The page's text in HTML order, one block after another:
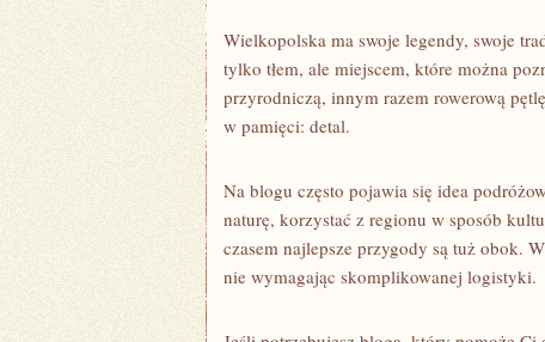
Wielkopolska ma swoje legendy, swoje
tylko tłem, ale miejscem, które można
przyrodniczą, innym razem rowerową
w pamięci: detal.
Na blogu często pojawia się idea
naturę, korzystać z regionu w sposób
czasem najlepsze przygody są tuż obok.
nie wymagając skomplikowanej logistyki.